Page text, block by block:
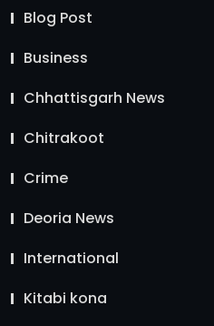
Blog Post
Business
Chhattisgarh News
Chitrakoot
Crime
Deoria News
International
Kitabi kona